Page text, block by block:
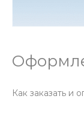
Как заказать и